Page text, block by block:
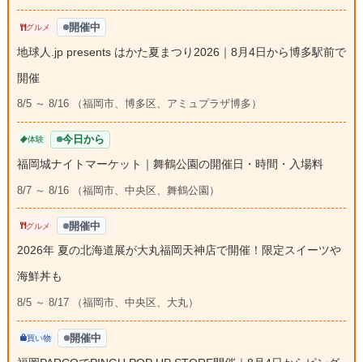
グルメ 開催中
地球人.jp presents はかた夏まつり2026｜8月4日から博多駅前で
開催
8/5 ～ 8/16 （福岡市、博多区、アミュプラザ博多）
体験 今日から
福岡城ナイトマーケット｜舞鶴公園の開催日・時間・入場料
8/7 ～ 8/16 （福岡市、中央区、舞鶴公園）
グルメ 開催中
2026年 夏の北海道展が大丸福岡天神店で開催！限定スイーツや
海鮮丼も
8/5 ～ 8/17 （福岡市、中央区、大丸）
買い物 開催中